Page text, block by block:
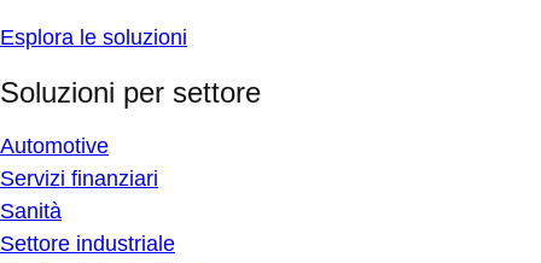
Esplora le soluzioni
Soluzioni per settore
Automotive
Servizi finanziari
Sanità
Settore industriale